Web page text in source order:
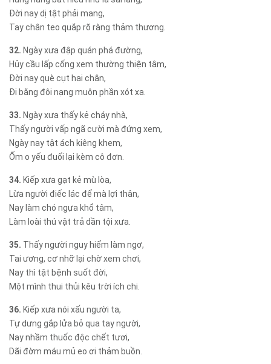
Đời nay dị tật phải mang,
Tay chân teo quắp rõ ràng thảm thương.
32. Ngày xưa đập quán phá đường,
Hủy cầu lấp cống xem thường thiện tâm,
Đời nay què cụt hai chân,
Đi bằng đôi nạng muôn phần xót xa.
33. Ngày xưa thấy kẻ cháy nhà,
Thấy người vấp ngã cười mà đứng xem,
Ngày nay tật ách kiêng khem,
Ốm o yếu đuối lại kèm cô đơn.
34. Kiếp xưa gạt kẻ mù lòa,
Lừa người điếc lác để mà lợi thân,
Nay làm chó ngựa khổ tâm,
Làm loài thú vật trả dần tội xưa.
35. Thấy người nguy hiểm làm ngơ,
Tai ương, cơ nhỡ lại chờ xem chơi,
Nay thì tật bệnh suốt đời,
Một mình thui thủi kêu trời ích chi.
36. Kiếp xưa nói xấu người ta,
Tự dưng gắp lửa bỏ qua tay người,
Nay nhầm thuốc độc chết tươi,
Dãi đờm máu mủ eo ơi thảm buồn.